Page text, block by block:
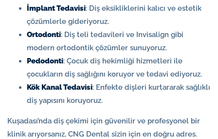
İmplant Tedavisi: Diş eksikliklerini kalıcı ve estetik
çözümlerle gideriyoruz.
Ortodonti: Diş teli tedavileri ve Invisalign gibi
modern ortodontik çözümler sunuyoruz.
Pedodonti: Çocuk diş hekimliği hizmetleri ile
çocukların diş sağlığını koruyor ve tedavi ediyoruz.
Kök Kanal Tedavisi: Enfekte dişleri kurtararak sağlıklı
diş yapısını koruyoruz.
Kuşadası’nda diş çekimi için güvenilir ve profesyonel bir
klinik arıyorsanız, CNG Dental sizin için en doğru adres.